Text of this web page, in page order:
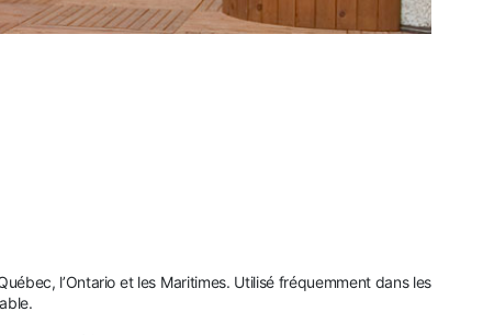
l’Ontario et les Maritimes. Utilisé fréquemment dans les